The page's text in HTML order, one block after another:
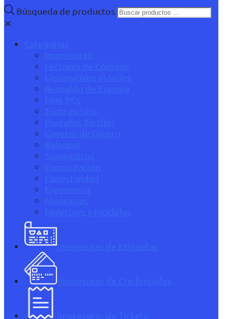
Búsqueda de productos
✕
Categorías
Impresoras
Lectores de Códigos
Dispositivos Móviles
Respaldo de Energía
Mini PCs
Todo en Uno
Pantallas Táctiles
Gavetas de Dinero
Balanzas
Suministros
Computación
Conectividad
Ergonomía
Monitores
Maletines y Mochilas
Impresoras de Etiquetas
Impresoras de Credenciales
Impresoras de Tickets